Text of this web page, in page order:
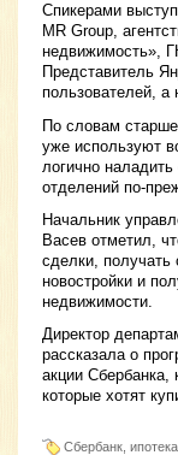
Спикерами
MR Group,
недвижимость»,
Представитель
пользователей, а
По словам
уже используют
логично
отделений по-
Начальник
Васев отметил,
сделки, получать
новостройки и
недвижимости.
Директор
рассказала о
акции Сбербанка,
которые хотят
Сбербанк,